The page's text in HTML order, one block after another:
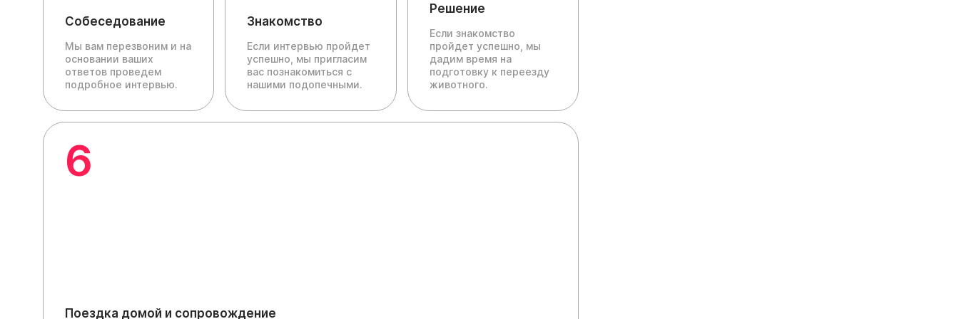
Собеседование
Мы вам перезвоним и на
основании ваших
ответов проведем
подробное интервью.
Знакомство
Если интервью пройдет
успешно, мы пригласим
вас познакомиться с
нашими подопечными.
Решение
Если знакомство
пройдет успешно, мы
дадим время на
подготовку к переезду
животного.
6
Поездка домой и сопровождение